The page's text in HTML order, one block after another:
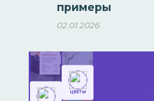
примеры
02.01.2026